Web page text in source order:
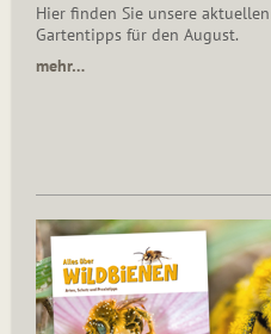
Hier finden Sie unsere aktuellen
Gartentipps für den August.
mehr…